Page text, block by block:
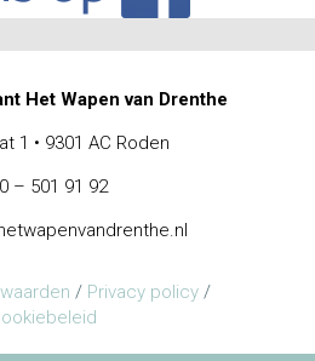
Het Wapen van Drenthe
1 • 9301 AC Roden
– 501 91 92
/ Privacy policy /